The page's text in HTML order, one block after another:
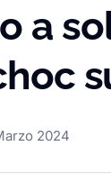
a
2024